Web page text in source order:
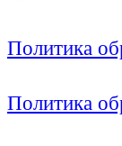
Политика
Политика